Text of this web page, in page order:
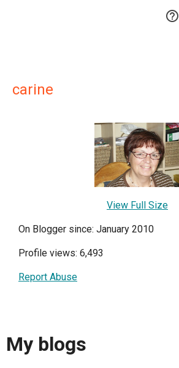

carine
View Full Size
On Blogger since: January 2010
Profile views: 6,493
Report Abuse
My blogs